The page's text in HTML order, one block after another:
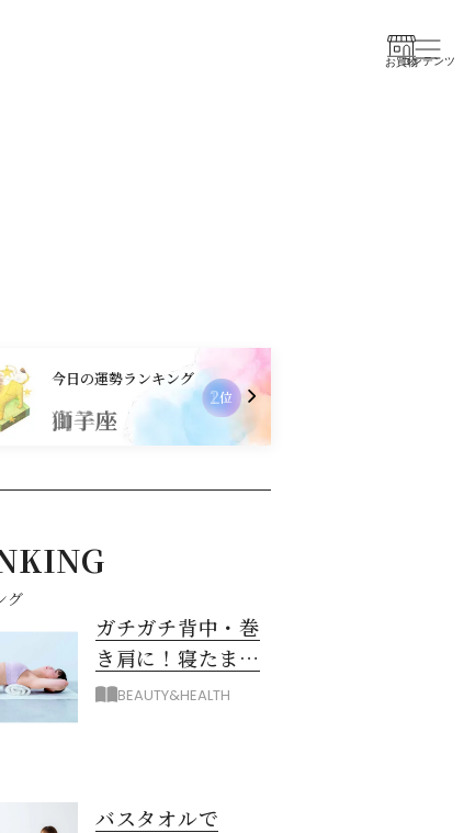
お買物コンテンツ
今日の運勢ランキング
獅子座
2位
グ
ガチガチ背中・巻
き肩に！寝たまま
バスタオル「おう
BEAUTY&HEALTH
バスタオルで